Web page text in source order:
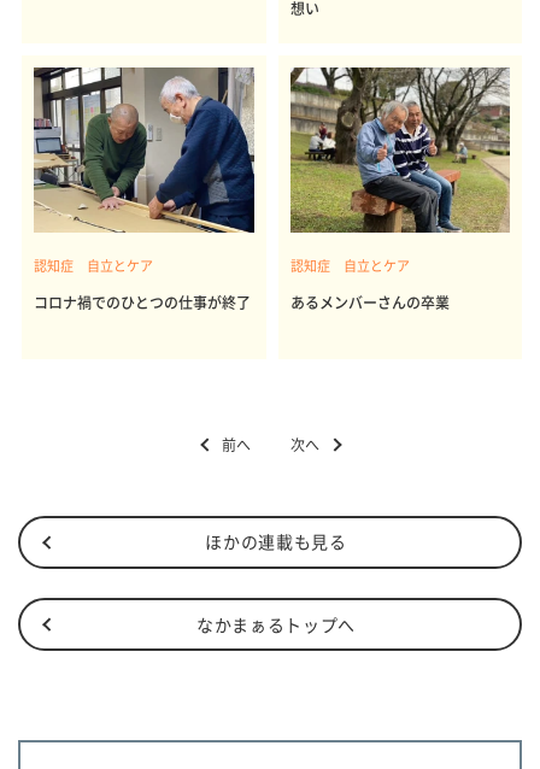
想い
認知症 自立とケア
コロナ禍でのひとつの仕事が終了
認知症 自立とケア
あるメンバーさんの卒業
前へ 次へ
ほかの連載も見る
なかまぁるトップへ